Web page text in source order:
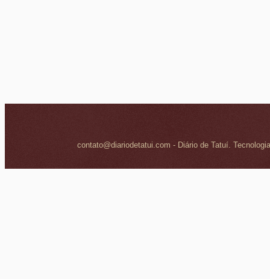
contato@diariodetatui.com - Diário de Tatuí.